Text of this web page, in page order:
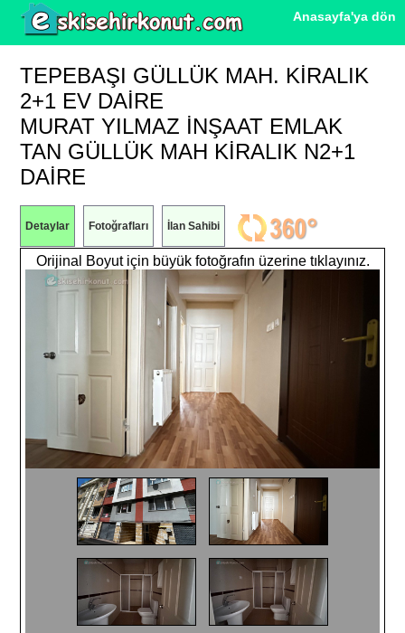
Anasayfa'ya dön
TEPEBAŞI GÜLLÜK MAH. KIRALIK
2+1 EV DAIRE
MURAT YILMAZ İNŞAAT EMLAK
TAN GÜLLÜK MAH KİRALIK N2+1
DAİRE
Detaylar Fotoğrafları İlan Sahibi
Orijinal Boyut için büyük fotoğrafın üzerine tıklayınız.